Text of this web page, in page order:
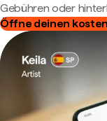
Gebühren oder
Öffne deinen